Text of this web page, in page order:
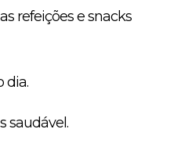
refeições e snacks
dia.
saudável.